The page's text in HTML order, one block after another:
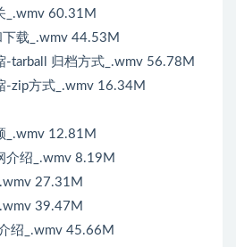
_.wmv 60.31M
载_.wmv 44.53M
-tarball 归档方式_.wmv 56.78M
-zip方式_.wmv 16.34M
_.wmv 12.81M
介绍_.wmv 8.19M
27.31M
39.47M
绍_.wmv 45.66M